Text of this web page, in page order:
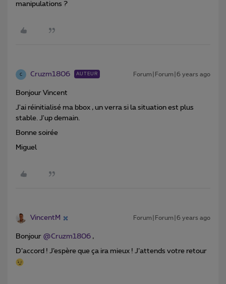
manipulations ?
C Cruzm1806 AUTEUR Forum|Forum|6 years ago
Bonjour Vincent
J'ai réinitialisé ma bbox , un verra si la situation est plus
stable. J'up demain.
Bonne soirée
Miguel
VincentM Forum|Forum|6 years ago
Bonjour @Cruzm1806 ,
D’accord ! J’espère que ça ira mieux ! J’attends votre retour